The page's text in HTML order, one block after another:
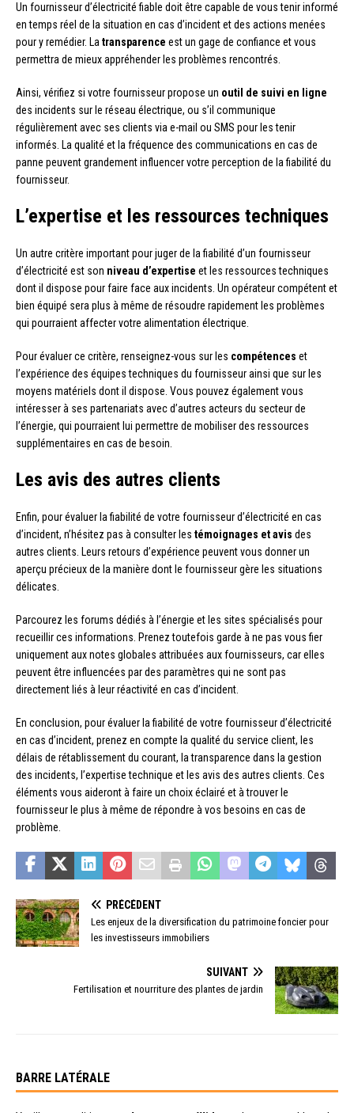
Un fournisseur d’électricité fiable doit être capable de vous tenir informé
en temps réel de la situation en cas d’incident et des actions menées
pour y remédier. La transparence est un gage de confiance et vous
permettra de mieux appréhender les problèmes rencontrés.
Ainsi, vérifiez si votre fournisseur propose un outil de suivi en ligne
des incidents sur le réseau électrique, ou s’il communique
régulièrement avec ses clients via e-mail ou SMS pour les tenir
informés. La qualité et la fréquence des communications en cas de
panne peuvent grandement influencer votre perception de la fiabilité du
fournisseur.
L’expertise et les ressources techniques
Un autre critère important pour juger de la fiabilité d’un fournisseur
d’électricité est son niveau d’expertise et les ressources techniques
dont il dispose pour faire face aux incidents. Un opérateur compétent et
bien équipé sera plus à même de résoudre rapidement les problèmes
qui pourraient affecter votre alimentation électrique.
Pour évaluer ce critère, renseignez-vous sur les compétences et
l’expérience des équipes techniques du fournisseur ainsi que sur les
moyens matériels dont il dispose. Vous pouvez également vous
intéresser à ses partenariats avec d’autres acteurs du secteur de
l’énergie, qui pourraient lui permettre de mobiliser des ressources
supplémentaires en cas de besoin.
Les avis des autres clients
Enfin, pour évaluer la fiabilité de votre fournisseur d’électricité en cas
d’incident, n’hésitez pas à consulter les témoignages et avis des
autres clients. Leurs retours d’expérience peuvent vous donner un
aperçu précieux de la manière dont le fournisseur gère les situations
délicates.
Parcourez les forums dédiés à l’énergie et les sites spécialisés pour
recueillir ces informations. Prenez toutefois garde à ne pas vous fier
uniquement aux notes globales attribuées aux fournisseurs, car elles
peuvent être influencées par des paramètres qui ne sont pas
directement liés à leur réactivité en cas d’incident.
En conclusion, pour évaluer la fiabilité de votre fournisseur d’électricité
en cas d’incident, prenez en compte la qualité du service client, les
délais de rétablissement du courant, la transparence dans la gestion
des incidents, l’expertise technique et les avis des autres clients. Ces
éléments vous aideront à faire un choix éclairé et à trouver le
fournisseur le plus à même de répondre à vos besoins en cas de
problème.
PRÉCÉDENT
Les enjeux de la diversification du patrimoine foncier pour
les investisseurs immobiliers
SUIVANT
Fertilisation et nourriture des plantes de jardin
BARRE LATÉRALE